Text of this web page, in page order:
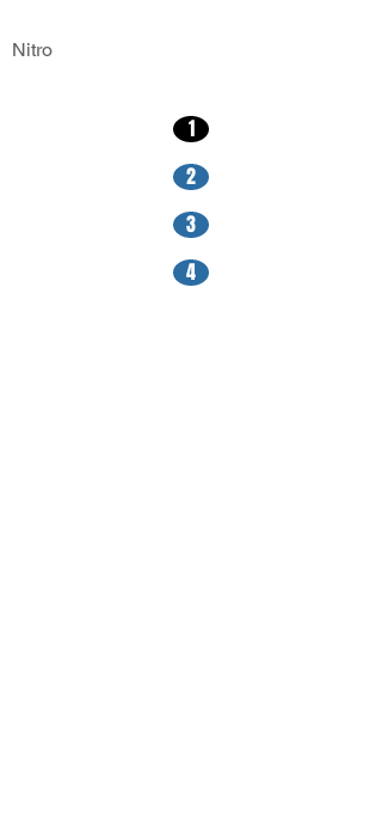
1
2
3
4
Nitro